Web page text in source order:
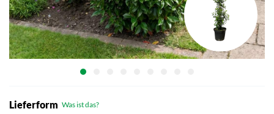
Lieferform Was ist das?